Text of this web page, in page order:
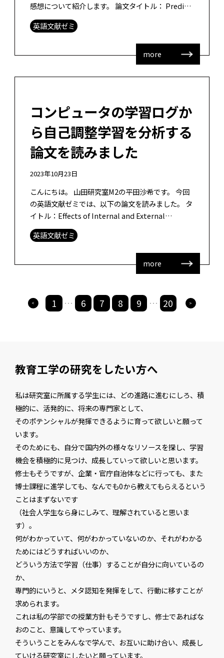
感想について紹介します。 論文タイトル： Predict
or describe? How learning analytic […]
英語文献ゼミ
more
コンピュータの学習ログか
ら自己調整学習を分析する
論文を読みました
2023年10月23日
こんにちは。 山田研究室M2の平田沙希です。 今回
の英語文献ゼミでは、以下の論文を読みました。 タ
イトル：Effects of Internal and External
Conditions on Strategies […]
英語文献ゼミ
more
> 1 ・・・ 6 7 8 9 ・・・ 20 >
教育工学の研究をしたい方へ
私は研究室に所属する学生には、どの進路に進むにしろ、積
極的に、活発的に、将来の専門家として、
そのポテンシャルが発揮できるように育って欲しいと願って
います。
そのためにも、自分で国内外の様々なリソースを探し、学習
機会を積極的に見つけ、成長していって欲しいと思います。
修士もそうですが、企業・官庁自治体などに行っても、また
博士課程に進学しても、なんでも0から教えてもらえるという
ことはまずないです
（社会人学生なら身にしみて、理解されていると思いま
す）。
何がわかっていて、何がわかっていないのか、それがわかる
ためにはどうすればいいのか、
どういう方法で学習（仕事）することが自分に向いているの
か、
専門的にいうと、メタ認知を発揮をして、行動に移すことが
求められます。
これは私の学部での授業方針もそうですし、修士であればな
おのこと、意識してやっています。
そういうことをみんなで学んで、お互いに助け合い、成長し
ていける研究室にしたいと願っています。